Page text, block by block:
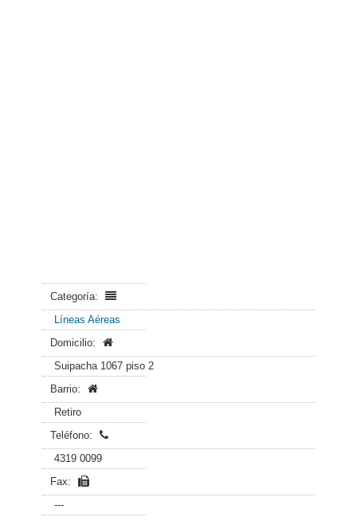
Categoría:
Líneas Aéreas
Domicilio:
Suipacha 1067 piso 2
Barrio:
Retiro
Teléfono:
4319 0099
Fax:
---